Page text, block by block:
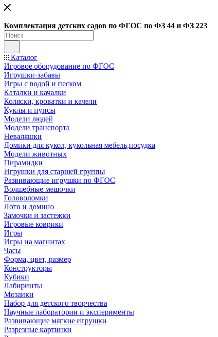
Комплектация детских садов по ФГОC по ФЗ 44 и ФЗ 223
Каталог
Игровое оборудование по ФГОС
Игрушки-забавы
Игры с водой и песком
Каталки и качалки
Коляски, кроватки и качели
Куклы и пупсы
Модели людей
Модели транспорта
Неваляшки
Домики для кукол, кукольная мебель,посудка
Модели животных
Пирамидки
Игрушки для старшей группы
Развивающие игрушки по ФГОС
Волшебные мешочки
Головоломки
Лото и домино
Замочки и застежки
Игровые коврики
Игры
Игры на магнитах
Часы
Форма, цвет, размер
Конструкторы
Кубики
Лабиринты
Мозаики
Набор для детского творчества
Научные лаборатории и эксперименты
Развивающие мягкие игрушки
Разрезные картинки